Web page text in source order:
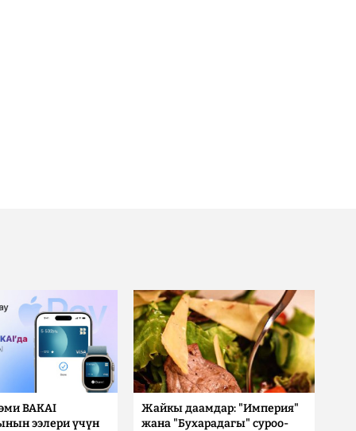
BAKAI
ээлери үчүн
Жайкы даамдар: "Империя"
жана "Бухарадагы" суроо-